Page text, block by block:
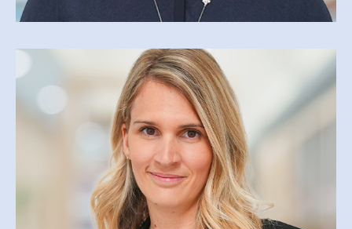
GENEVIÈVE BOURGEOIS
COORDONNATRICE
gbourgeois@csfoy.ca